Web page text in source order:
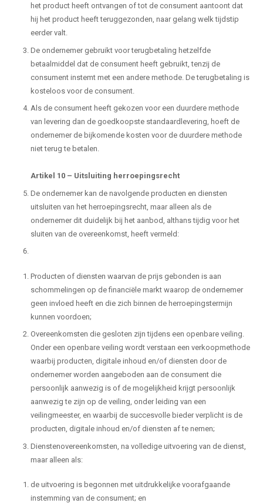
het product heeft ontvangen of tot de consument aantoont dat
hij het product heeft teruggezonden, naar gelang welk tijdstip
eerder valt.
De ondernemer gebruikt voor terugbetaling hetzelfde
betaalmiddel dat de consument heeft gebruikt, tenzij de
consument instemt met een andere methode. De terugbetaling is
kosteloos voor de consument.
Als de consument heeft gekozen voor een duurdere methode
van levering dan de goedkoopste standaardlevering, hoeft de
ondernemer de bijkomende kosten voor de duurdere methode
niet terug te betalen.
Artikel 10 – Uitsluiting herroepingsrecht
De ondernemer kan de navolgende producten en diensten
uitsluiten van het herroepingsrecht, maar alleen als de
ondernemer dit duidelijk bij het aanbod, althans tijdig voor het
sluiten van de overeenkomst, heeft vermeld:
Producten of diensten waarvan de prijs gebonden is aan
schommelingen op de financiële markt waarop de ondernemer
geen invloed heeft en die zich binnen de herroepingstermijn
kunnen voordoen;
Overeenkomsten die gesloten zijn tijdens een openbare veiling.
Onder een openbare veiling wordt verstaan een verkoopmethode
waarbij producten, digitale inhoud en/of diensten door de
ondernemer worden aangeboden aan de consument die
persoonlijk aanwezig is of de mogelijkheid krijgt persoonlijk
aanwezig te zijn op de veiling, onder leiding van een
veilingmeester, en waarbij de succesvolle bieder verplicht is de
producten, digitale inhoud en/of diensten af te nemen;
Dienstenovereenkomsten, na volledige uitvoering van de dienst,
maar alleen als:
de uitvoering is begonnen met uitdrukkelijke voorafgaande
instemming van de consument; en